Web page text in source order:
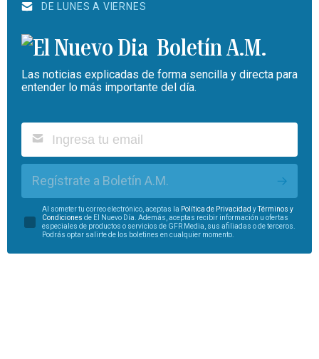
DE LUNES A VIERNES
Boletín A.M.
Las noticias explicadas de forma sencilla y directa para
entender lo más importante del día.
Regístrate a Boletín A.M.
Al someter tu correo electrónico, aceptas la Política de Privacidad y
Términos y
Condiciones de El Nuevo Día. Además, aceptas recibir información u ofertas
especiales de productos o servicios de GFR Media, sus afiliadas o de terceros.
Podrás optar salirte de los boletines en cualquier momento.